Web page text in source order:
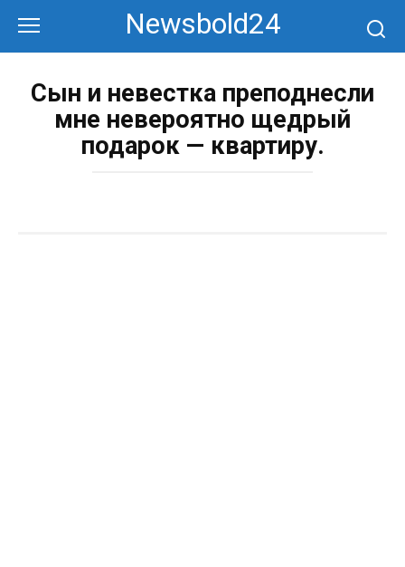
контенту
Newsbold24
Сын и невестка преподнесли
мне невероятно щедрый
подарок — квартиру.